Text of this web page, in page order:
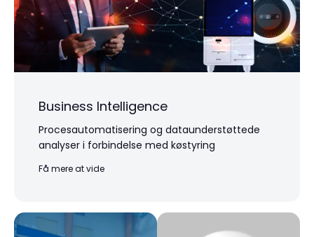
Business Intelligence
Procesautomatisering og dataunderstøttede
analyser i forbindelse med køstyring
Få mere at vide